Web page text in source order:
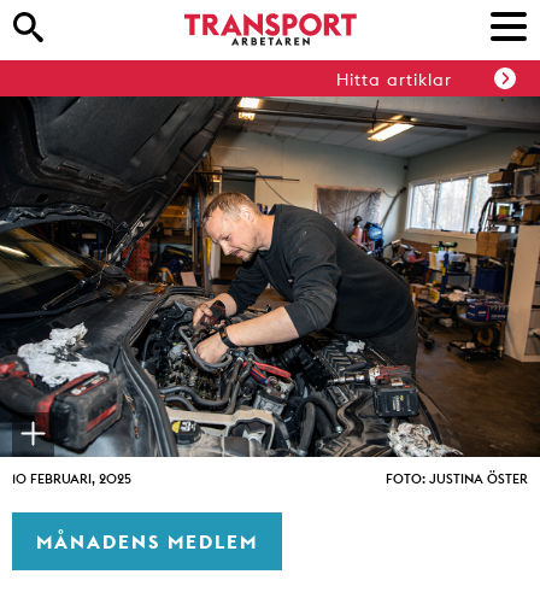
Hitta artiklar
10 FEBRUARI, 2025 FOTO: JUSTINA ÖSTER
MÅNADENS MEDLEM